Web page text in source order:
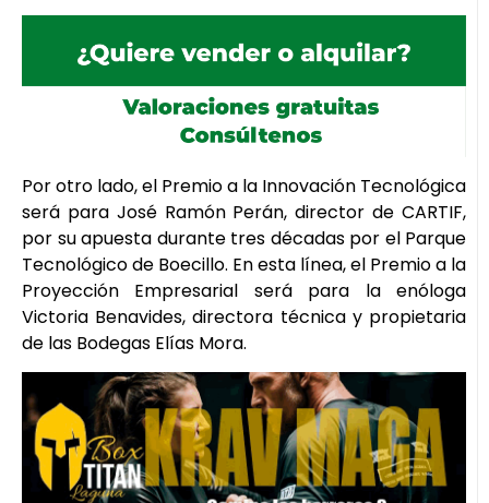
Por otro lado, el Premio a la Innovación Tecnológica
será para José Ramón Perán, director de CARTIF,
por su apuesta durante tres décadas por el Parque
Tecnológico de Boecillo. En esta línea, el Premio a la
Proyección Empresarial será para la enóloga
Victoria Benavides, directora técnica y propietaria
de las Bodegas Elías Mora.